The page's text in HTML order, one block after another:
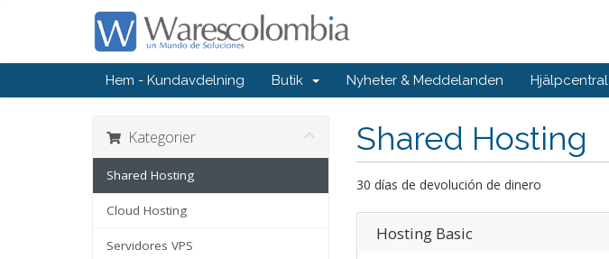
Hem - Kundavdelning Butik Nyheter & Meddelanden Hjälpcentral
Shared Hosting
30 días de devolución de dinero
Kategorier
Shared Hosting
Cloud Hosting
Servidores VPS
Hosting Basic